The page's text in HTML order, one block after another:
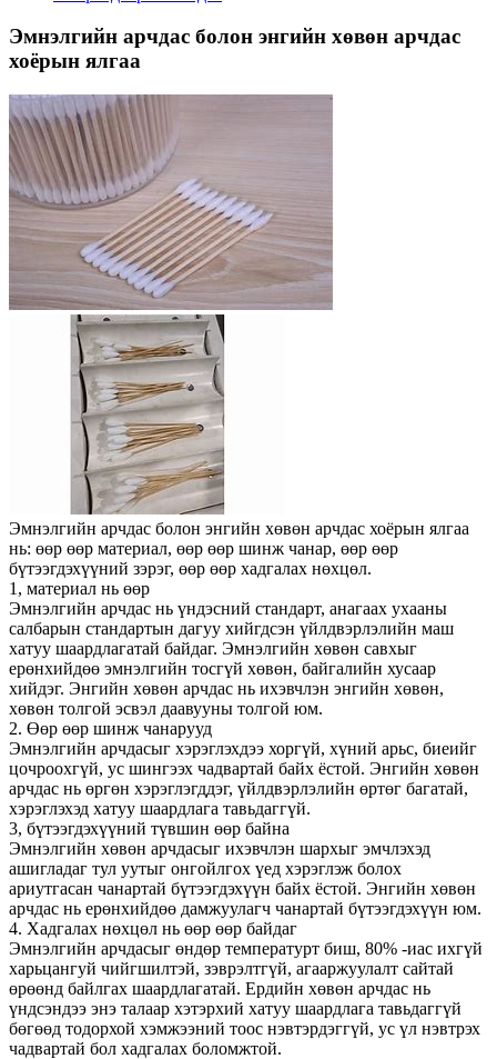
Эмнэлгийн арчдас болон энгийн хөвөн арчдас
хоёрын ялгаа
Эмнэлгийн арчдас болон энгийн хөвөн арчдас хоёрын ялгаа
нь: өөр өөр материал, өөр өөр шинж чанар, өөр өөр
бүтээгдэхүүний зэрэг, өөр өөр хадгалах нөхцөл.
1, материал нь өөр
Эмнэлгийн арчдас нь үндэсний стандарт, анагаах ухааны
салбарын стандартын дагуу хийгдсэн үйлдвэрлэлийн маш
хатуу шаардлагатай байдаг. Эмнэлгийн хөвөн савхыг
ерөнхийдөө эмнэлгийн тосгүй хөвөн, байгалийн хусаар
хийдэг. Энгийн хөвөн арчдас нь ихэвчлэн энгийн хөвөн,
хөвөн толгой эсвэл даавууны толгой юм.
2. Өөр өөр шинж чанарууд
Эмнэлгийн арчдасыг хэрэглэхдээ хоргүй, хүний ​​арьс, биеийг
цочроохгүй, ус шингээх чадвартай байх ёстой. Энгийн хөвөн
арчдас нь өргөн хэрэглэгддэг, үйлдвэрлэлийн өртөг багатай,
хэрэглэхэд хатуу шаардлага тавьдаггүй.
3, бүтээгдэхүүний түвшин өөр байна
Эмнэлгийн хөвөн арчдасыг ихэвчлэн шархыг эмчлэхэд
ашигладаг тул уутыг онгойлгох үед хэрэглэж болох
ариутгасан чанартай бүтээгдэхүүн байх ёстой. Энгийн хөвөн
арчдас нь ерөнхийдөө дамжуулагч чанартай бүтээгдэхүүн юм.
4. Хадгалах нөхцөл нь өөр өөр байдаг
Эмнэлгийн арчдасыг өндөр температурт биш, 80% -иас ихгүй
харьцангуй чийгшилтэй, зэврэлтгүй, агааржуулалт сайтай
өрөөнд байлгах шаардлагатай. Ердийн хөвөн арчдас нь
үндсэндээ энэ талаар хэтэрхий хатуу шаардлага тавьдаггүй
бөгөөд тодорхой хэмжээний тоос нэвтэрдэггүй, ус үл нэвтрэх
чадвартай бол хадгалах боломжтой.